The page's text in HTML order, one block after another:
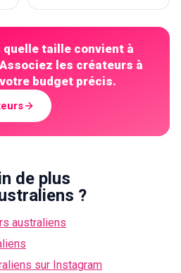
quelle taille convient à
les créateurs à
budget précis.
de plus
?
australiens
sur Instagram